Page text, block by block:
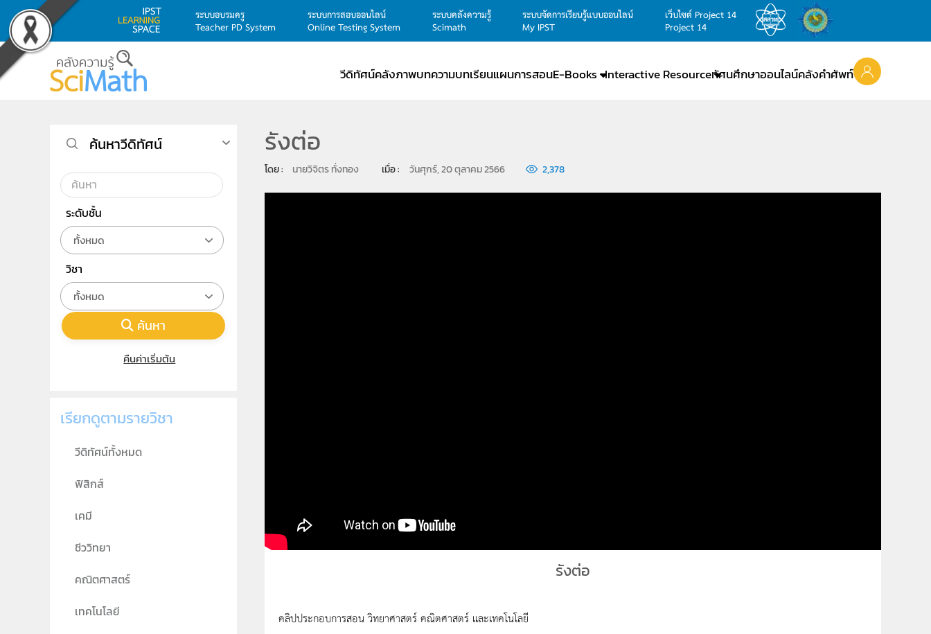
Skip to main content
ระบบอบรมครู
Teacher PD System
ระบบการสอบออนไลน์
Online Testing System
ระบบคลังความรู้
Scimath
ระบบจัดการเรียนรู้แบบออนไลน์
My IPST
เว็บไซต์ Project 14
Project 14
วีดิทัศน์คลังภาพบทความบทเรียนแผนการสอนE-Books Interactive Resourceทัศนศึกษาออนไลน์คลังคำศัพท์
รังต่อ
โดย : นายวิจิตร ทั่งทอง เมื่อ : วันศุกร์, 20 ตุลาคม 2566 2,378
รังต่อ
คลิปประกอบการสอน วิทยาศาสตร์ คณิตศาสตร์ และเทคโนโลยี
ค้นหาวีดิทัศน์
ระดับชั้น
ทั้งหมด
วิชา
ทั้งหมด
ค้นหา
คืนค่าเริ่มต้น
เรียกดูตามรายวิชา
วีดิทัศน์ทั้งหมด
ฟิสิกส์
เคมี
ชีววิทยา
คณิตศาสตร์
เทคโนโลยี